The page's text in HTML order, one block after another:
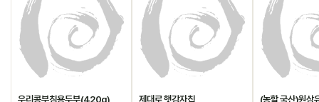
우리콩부침용두부(420g) 제대로 햇감자칩
(농할 국산)원